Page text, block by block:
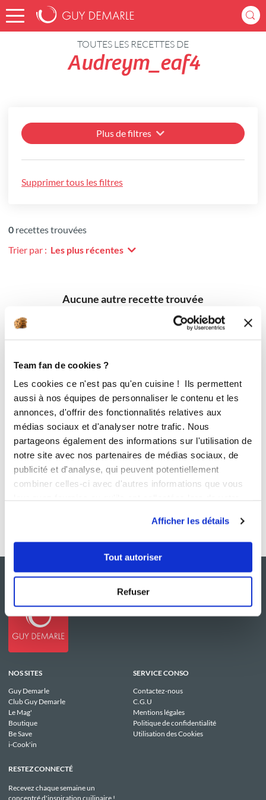
Team fan de cookies ?
Les cookies ce n'est pas qu'en cuisine ! Ils permettent
aussi à nos équipes de personnaliser le contenu et les
annonces, d'offrir des fonctionnalités relatives aux
médias sociaux et d'analyser notre trafic. Nous
partageons également des informations sur l'utilisation de
notre site avec nos partenaires de médias sociaux, de
publicité et d'analyse, qui peuvent potentiellement
combiner celles-ci avec d'autres informations que vous
Afficher les détails
Tout autoriser
Refuser
Accueil Recettes
TOUTES LES RECETTES DE
Audreym_eaf4
Plus de filtres
Supprimer tous les filtres
0 recettes trouvées
Trier par : Les plus récentes
Aucune autre recette trouvée
NOS SITES
Guy Demarle
Club Guy Demarle
Le Mag'
Boutique
Be Save
i-Cook'in
SERVICE CONSO
Contactez-nous
C.G.U
Mentions légales
Politique de confidentialité
Utilisation des Cookies
RESTEZ CONNECTÉ
Recevez chaque semaine un
concentré d'inspiration cuilinaire !